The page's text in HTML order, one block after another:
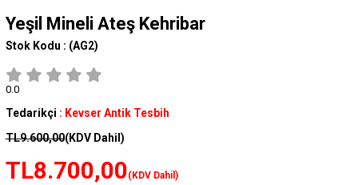
Yeşil Mineli Ateş Kehribar
Stok Kodu : (AG2)
0.0
Tedarikçi : Kevser Antik Tesbih
TL9.600,00(KDV Dahil)
TL8.700,00(KDV Dahil)